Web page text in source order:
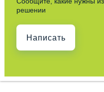
решении
Написать